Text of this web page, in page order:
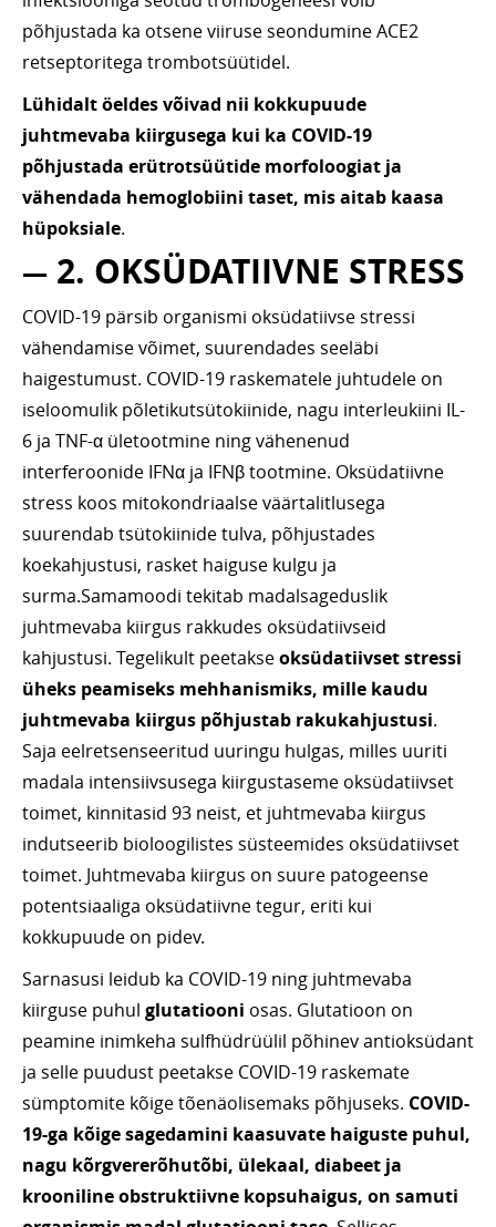
põhjustada ka otsene viiruse seondumine ACE2
retseptoritega trombotsüütidel.
Lühidalt öeldes võivad nii kokkupuude
juhtmevaba kiirgusega kui ka COVID-19
põhjustada erütrotsüütide morfoloogiat ja
vähendada hemoglobiini taset, mis aitab kaasa
hüpoksiale.
— 2. OKSÜDATIIVNE STRESS
COVID-19 pärsib organismi oksüdatiivse stressi
vähendamise võimet, suurendades seeläbi
haigestumust. COVID-19 raskematele juhtudele on
iseloomulik põletikutsütokiinide, nagu interleukiini IL-
6 ja TNF-α ületootmine ning vähenenud
interferoonide IFNα ja IFNβ tootmine. Oksüdatiivne
stress koos mitokondriaalse väärtalitlusega
suurendab tsütokiinide tulva, põhjustades
koekahjustusi, rasket haiguse kulgu ja
surma.Samamoodi tekitab madalsageduslik
juhtmevaba kiirgus rakkudes oksüdatiivseid
kahjustusi. Tegelikult peetakseoksüdatiivset stressi
üheks peamiseks mehhanismiks, mille kaudu
juhtmevaba kiirgus põhjustab rakukahjustusi.
Saja eelretsenseeritud uuringu hulgas, milles uuriti
madala intensiivsusega kiirgustaseme oksüdatiivset
toimet, kinnitasid 93 neist, et juhtmevaba kiirgus
indutseerib bioloogilistes süsteemides oksüdatiivset
toimet. Juhtmevaba kiirgus on suure patogeense
potentsiaaliga oksüdatiivne tegur, eriti kui
kokkupuude on pidev.
Sarnasusi leidub ka COVID-19 ning juhtmevaba
kiirguse puhul glutatiooni osas. Glutatioon on
peamine inimkeha sulfhüdrüülil põhinev antioksüdant
ja selle puudust peetakse COVID-19 raskemate
sümptomite kõige tõenäolisemaks põhjuseks. COVID-
19-ga kõige sagedamini kaasuvate haiguste puhul,
nagu kõrgvererõhutõbi, ülekaal, diabeet ja
krooniline obstruktiivne kopsuhaigus, on samuti